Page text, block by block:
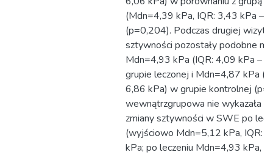
(Mdn=4,39 kPa, IQR: 3,43 kPa
(p=0,204). Podczas drugiej
sztywności pozostały podobne
Mdn=4,93 kPa (IQR: 4,09 kPa –
grupie leczonej i Mdn=4,87 kPa
6,86 kPa) w grupie kontrolnej
wewnątrzgrupowa nie wykazała
zmiany sztywności w SWE po
(wyjściowo Mdn=5,12 kPa, IQR:
kPa; po leczeniu Mdn=4,93 kPa,